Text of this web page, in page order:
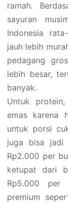
ramah.
sayuran
Indonesia
jauh lebih
pedagang
lebih besar,
banyak.
Untuk
emas karena
untuk porsi
juga bisa jadi
Rp2.000 per
ketupat dari
Rp5.000 per
premium